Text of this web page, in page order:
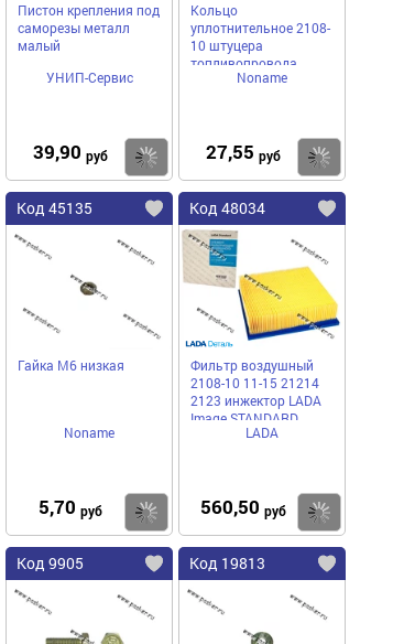
Пистон крепления под
саморезы металл
малый
УНИП-Сервис
39,90 руб Купить
Кольцо
уплотнительное 2108-
10 штуцера
топливопровода
инжектор дв. 1,5
Noname
27,55 руб
Код 45135
Гайка М6 низкая
Noname
5,70 руб Купить
Код 48034
Фильтр воздушный
2108-10 11-15 21214
2123 инжектор LADA
Image STANDARD
LADA
560,50 руб
Код 9905 Код 19813